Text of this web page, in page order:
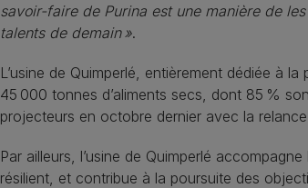
savoir-faire de Purina est une manière de
talents de demain ».
L’usine de Quimperlé, entièrement dédiée à
45 000 tonnes d’aliments secs, dont 85 %
projecteurs en octobre dernier avec la
Par ailleurs, l’usine de Quimperlé
résilient, et contribue à la poursuite des